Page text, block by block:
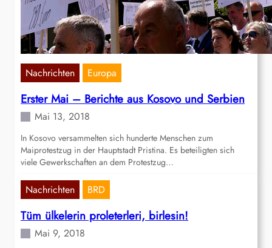
Nachrichten Europa
Erster Mai – Berichte aus Kosovo und Serbien
Mai 13, 2018
In Kosovo versammelten sich hunderte Menschen zum
Maiprotestzug in der Hauptstadt Pristina. Es beteiligten sich
viele Gewerkschaften an dem Protestzug…
Nachrichten BRD
Tüm ülkelerin proleterleri, birlesin!
Mai 9, 2018